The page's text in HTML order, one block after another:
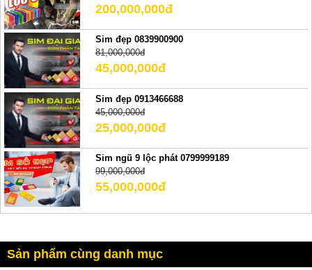
200,000,000đ
Sim đẹp 0839900900
81,000,000đ
45,000,000đ
Sim đẹp 0913466688
45,000,000đ
25,000,000đ
Sim ngũ 9 lộc phát 0799999189
99,000,000đ
55,000,000đ
Sản phẩm cùng danh mục